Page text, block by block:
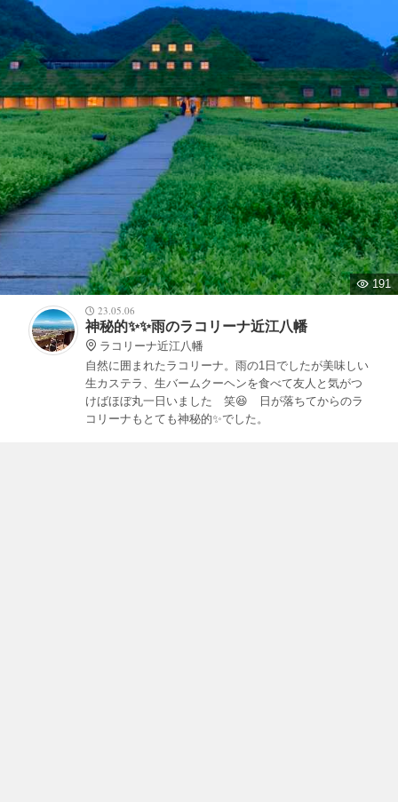
191
23.05.06
神秘的✨✨雨のラコリーナ近江八幡
ラコリーナ近江八幡
自然に囲まれたラコリーナ。雨の1日でしたが美味しい
生カステラ、生バームクーヘンを食べて友人と気がつ
けばほぼ丸一日いました 笑😆 日が落ちてからのラ
コリーナもとても神秘的✨でした。